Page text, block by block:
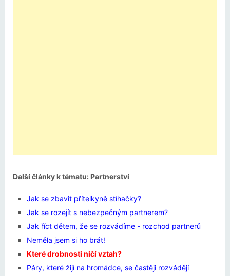
Další články k tématu: Partnerství
Jak se zbavit přítelkyně stíhačky?
Jak se rozejít s nebezpečným partnerem?
Jak říct dětem, že se rozvádíme - rozchod partnerů
Neměla jsem si ho brát!
Které drobnosti ničí vztah?
Páry, které žijí na hromádce, se častěji rozvádějí